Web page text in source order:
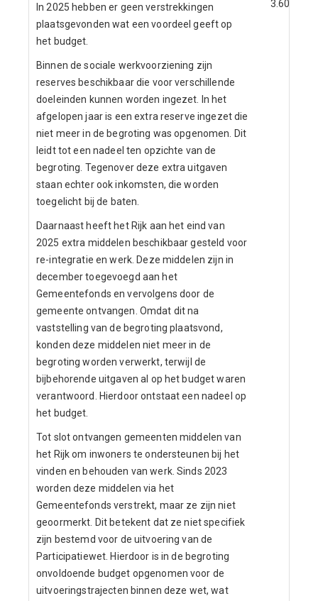
In 2025 hebben er geen verstrekkingen
plaatsgevonden wat een voordeel geeft op
het budget.
Binnen de sociale werkvoorziening zijn
reserves beschikbaar die voor verschillende
doeleinden kunnen worden ingezet. In het
afgelopen jaar is een extra reserve ingezet die
niet meer in de begroting was opgenomen. Dit
leidt tot een nadeel ten opzichte van de
begroting. Tegenover deze extra uitgaven
staan echter ook inkomsten, die worden
toegelicht bij de baten.
Daarnaast heeft het Rijk aan het eind van
2025 extra middelen beschikbaar gesteld voor
re-integratie en werk. Deze middelen zijn in
december toegevoegd aan het
Gemeentefonds en vervolgens door de
gemeente ontvangen. Omdat dit na
vaststelling van de begroting plaatsvond,
konden deze middelen niet meer in de
begroting worden verwerkt, terwijl de
bijbehorende uitgaven al op het budget waren
verantwoord. Hierdoor ontstaat een nadeel op
het budget.
Tot slot ontvangen gemeenten middelen van
het Rijk om inwoners te ondersteunen bij het
vinden en behouden van werk. Sinds 2023
worden deze middelen via het
Gemeentefonds verstrekt, maar ze zijn niet
geoormerkt. Dit betekent dat ze niet specifiek
zijn bestemd voor de uitvoering van de
Participatiewet. Hierdoor is in de begroting
onvoldoende budget opgenomen voor de
uitvoeringstrajecten binnen deze wet, wat
3.603